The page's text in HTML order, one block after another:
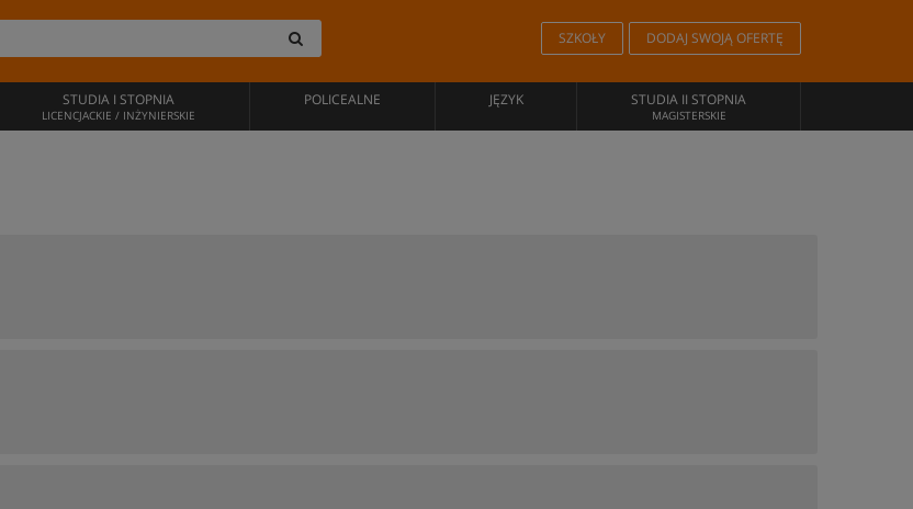
SZKOŁY DODAJ SWOJĄ OFERTĘ
STUDIA I STOPNIA
LICENCJACKIE / INŻYNIERSKIE
POLICEALNE JĘZYK STUDIA II STOPNIA
MAGISTERSKIE